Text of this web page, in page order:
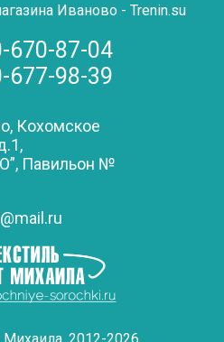
670-87-04
677-98-39
Кохомское
Павильон №
Иваново - Trenin.su